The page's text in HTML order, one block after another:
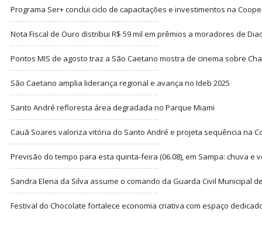
Programa Ser+ conclui ciclo de capacitações e investimentos na
Nota Fiscal de Ouro distribui R$ 59 mil em prêmios a moradores de
Pontos MIS de agosto traz a São Caetano mostra de cinema sobre
São Caetano amplia liderança regional e avança no Ideb 2025
Santo André refloresta área degradada no Parque Miami
Cauã Soares valoriza vitória do Santo André e projeta sequência na
Previsão do tempo para esta quinta-feira (06.08), em Sampa: chuva e
Sandra Elena da Silva assume o comando da Guarda Civil Municipal
Festival do Chocolate fortalece economia criativa com espaço